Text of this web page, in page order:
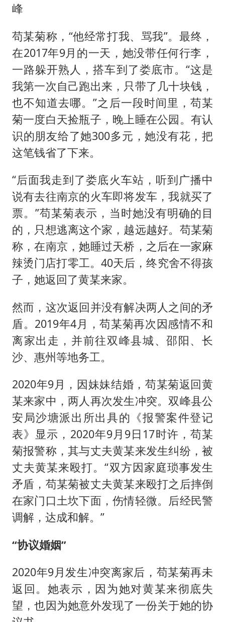
峰
苟某菊称，“他经常打我、骂我”。最终，
在2017年9月的一天，她没带任何行李，
一路躲开熟人，搭车到了娄底市。“这是
我第一次自己跑出来，只带了几十块钱，
也不知道去哪。”之后一段时间里，苟某
菊一度白天捡瓶子，晚上睡在公园。有认
识的朋友给了她300多元，她没有花，把
这笔钱省了下来。
“后面我走到了娄底火车站，听到广播中
说有去往南京的火车即将发车，我就买了
票。”苟某菊表示，当时她没有明确的目
的，只想逃离这个家，越远越好。苟某菊
称，在南京，她睡过天桥，之后在一家麻
辣烫门店打零工。40天后，终究舍不得孩
子，她返回了黄某来家。
然而，这次返回并没有解决两人之间的矛
盾。2019年4月，苟某菊再次因感情不和
离家出走，并前往双峰县城、邵阳、长
沙、惠州等地务工。
2020年9月，因妹妹结婚，苟某菊返回黄
某来家中，两人再次发生冲突。双峰县公
安局沙塘派出所出具的《报警案件登记
表》显示，2020年9月9日17时许，苟某
菊报警称，其与丈夫黄某来发生纠纷，被
丈夫黄某来殴打。“双方因家庭琐事发生
矛盾，苟某菊被丈夫黄某来殴打之后摔倒
在家门口土坎下面，伤情轻微。后经民警
调解，达成和解。”
“协议婚姻”
2020年9月发生冲突离家后，苟某菊再未
返回。她表示，因为她对黄某来彻底失
望，也因为她意外发现了一份关于她的协